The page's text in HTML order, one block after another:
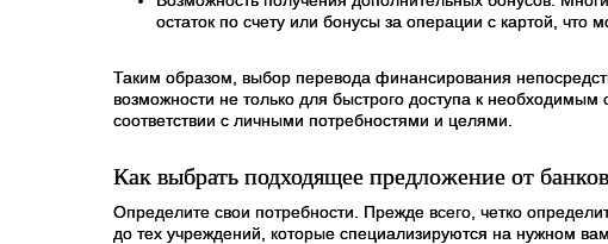
остаток по счету или бонусы за операции с картой,
Таким образом, выбор перевода финансирования
возможности не только для быстрого доступа к
соответствии с личными потребностями и целями.
Как выбрать подходящее предложение от банков
Определите свои потребности. Прежде всего, четко
до тех учреждений, которые специализируются на нужном